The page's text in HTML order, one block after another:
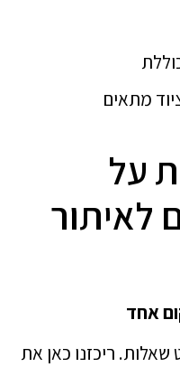
מתאים
על
לאיתור
אחד
ריכזנו כאן את